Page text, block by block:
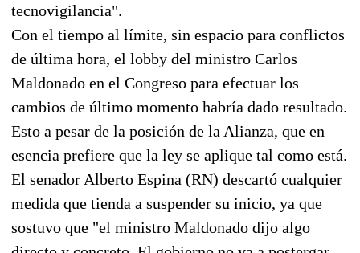
tecnovigilancia".
Con el tiempo al límite, sin espacio para conflictos
de última hora, el lobby del ministro Carlos
Maldonado en el Congreso para efectuar los
cambios de último momento habría dado resultado.
Esto a pesar de la posición de la Alianza, que en
esencia prefiere que la ley se aplique tal como está.
El senador Alberto Espina (RN) descartó cualquier
medida que tienda a suspender su inicio, ya que
sostuvo que "el ministro Maldonado dijo algo